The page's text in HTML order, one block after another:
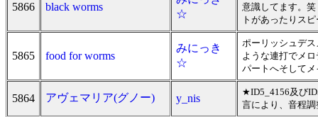
5866 black worms
☆
意識してます。
トがあったりス
5865 food for worms
みにっき
☆
ポーリッシュデ
ような連打でメ
パートへそして
5864 アヴェマリア(グノー) y_nis
★ID5_4156及び
言により、音程